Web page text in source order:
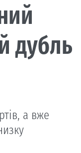
дубль
а вже